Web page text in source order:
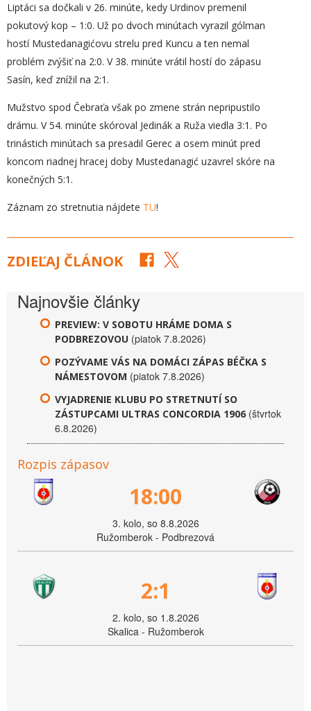
Liptáci sa dočkali v 26. minúte, kedy Urdinov premenil
pokutový kop – 1:0. Už po dvoch minútach vyrazil gólman
hostí Mustedanagićovu strelu pred Kuncu a ten nemal
problém zvýšiť na 2:0. V 38. minúte vrátil hostí do zápasu
Sasín, keď znížil na 2:1.
Mužstvo spod Čebraťa však po zmene strán nepripustilo
drámu. V 54. minúte skóroval Jedinák a Ruža viedla 3:1. Po
trinástich minútach sa presadil Gerec a osem minút pred
koncom riadnej hracej doby Mustedanagić uzavrel skóre na
konečných 5:1.
Záznam zo stretnutia nájdete TU!
ZDIEĽAJ ČLÁNOK
Najnovšie články
PREVIEW: V SOBOTU HRÁME DOMA S
PODBREZOVOU (piatok 7.8.2026)
POZÝVAME VÁS NA DOMÁCI ZÁPAS BÉČKA S
NÁMESTOVOM (piatok 7.8.2026)
VYJADRENIE KLUBU PO STRETNUTÍ SO
ZÁSTUPCAMI ULTRAS CONCORDIA 1906 (štvrtok
6.8.2026)
Rozpis zápasov
18:00
3. kolo, so 8.8.2026
Ružomberok - Podbrezová
2:1
2. kolo, so 1.8.2026
Skalica - Ružomberok